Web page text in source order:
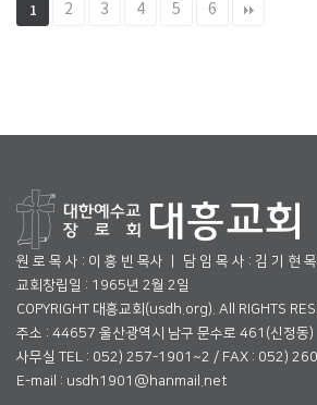
1 2 3 4 5 6
원 로 목 사 : 이 흥 빈 목사 ㅣ 담 임 목 사 : 김 기 현
교회창립일 : 1965년 2월 2일
COPYRIGHT 대흥교회(usdh.org). All RIGHTS
주소 : 44657 울산광역시 남구 문수로 461(신정동)
사무실 TEL : 052) 257-1901~2 / FAX : 052)
E-mail : usdh1901@hanmail.net